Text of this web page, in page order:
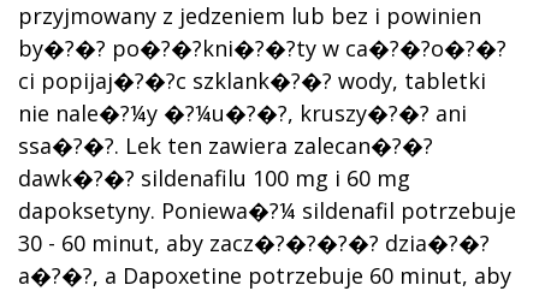
przyjmowany z jedzeniem lub bez i powinien
by�?�? po�?�?kni�?�?ty w ca�?�?o�?�?
ci popijaj�?�?c szklank�?�? wody, tabletki
nie nale�?¼y �?¼u�?�?, kruszy�?�? ani
ssa�?�?. Lek ten zawiera zalecan�?�?
dawk�?�? sildenafilu 100 mg i 60 mg
dapoksetyny. Poniewa�?¼ sildenafil potrzebuje
30 - 60 minut, aby zacz�?�?�?�? dzia�?�?
a�?�?, a Dapoxetine potrzebuje 60 minut, aby